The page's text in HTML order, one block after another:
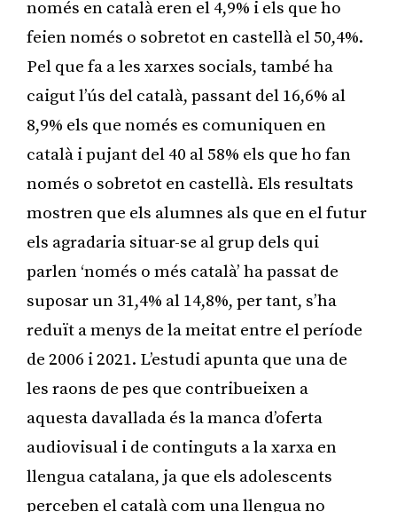
només en català eren el 4,9% i els que ho
feien només o sobretot en castellà el 50,4%.
Pel que fa a les xarxes socials, també ha
caigut l’ús del català, passant del 16,6% al
8,9% els que només es comuniquen en
català i pujant del 40 al 58% els que ho fan
només o sobretot en castellà. Els resultats
mostren que els alumnes als que en el futur
els agradaria situar-se al grup dels qui
parlen ‘només o més català’ ha passat de
suposar un 31,4% al 14,8%, per tant, s’ha
reduït a menys de la meitat entre el període
de 2006 i 2021. L’estudi apunta que una de
les raons de pes que contribueixen a
aquesta davallada és la manca d’oferta
audiovisual i de continguts a la xarxa en
llengua catalana, ja que els adolescents
perceben el català com una llengua no